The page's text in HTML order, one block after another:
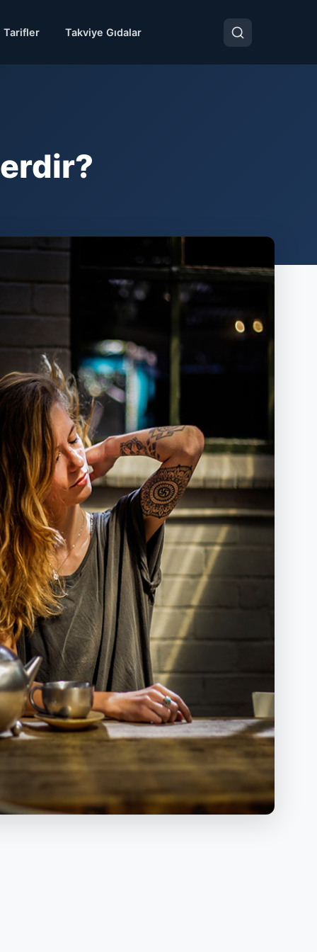
Tarifler Takviye Gıdalar